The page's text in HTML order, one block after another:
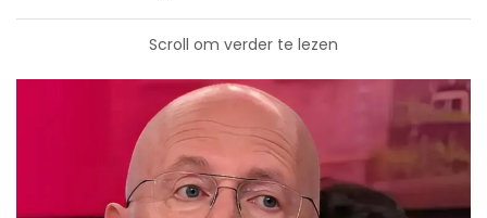
Scroll om verder te lezen